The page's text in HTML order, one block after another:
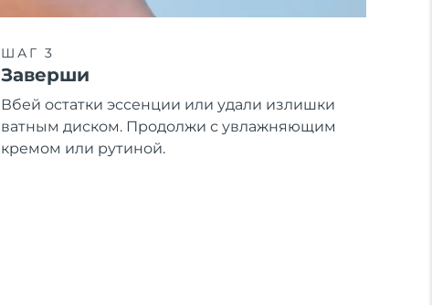
ШАГ 3
Заверши
Вбей остатки эссенции или удали излишки
ватным диском. Продолжи с увлажняющим
кремом или рутиной.